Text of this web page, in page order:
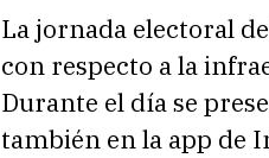
La jornada electoral
con respecto a la
Durante el día se
también en la app de